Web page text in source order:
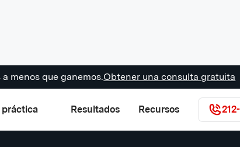
a menos que ganemos.Obtener una consulta gratuita
práctica Resultados Recursos